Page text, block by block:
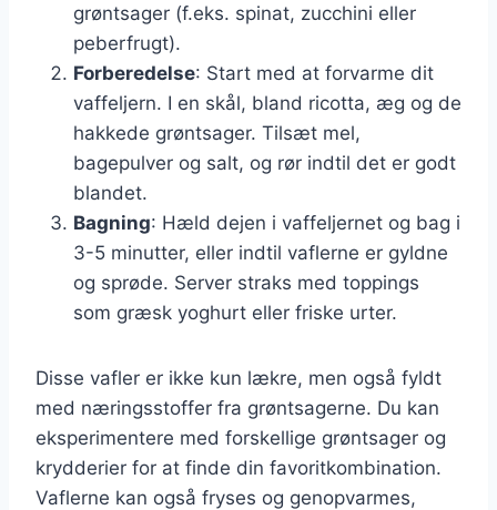
grøntsager (f.eks. spinat, zucchini eller
peberfrugt).
Forberedelse: Start med at forvarme dit
vaffeljern. I en skål, bland ricotta, æg og de
hakkede grøntsager. Tilsæt mel,
bagepulver og salt, og rør indtil det er godt
blandet.
Bagning: Hæld dejen i vaffeljernet og bag i
3-5 minutter, eller indtil vaflerne er gyldne
og sprøde. Server straks med toppings
som græsk yoghurt eller friske urter.
Disse vafler er ikke kun lækre, men også fyldt
med næringsstoffer fra grøntsagerne. Du kan
eksperimentere med forskellige grøntsager og
krydderier for at finde din favoritkombination.
Vaflerne kan også fryses og genopvarmes,